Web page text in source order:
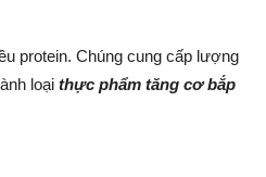
protein. Chúng cung cấp lượng
loại thực phẩm tăng cơ bắp